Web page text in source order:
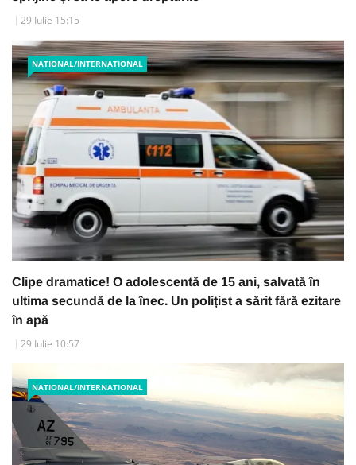
29 Iulie 15:15
NATIONAL/INTERNATIONAL
Clipe dramatice! O adolescentă de 15 ani, salvată în
ultima secundă de la înec. Un polițist a sărit fără ezitare
în apă
29 Iulie 10:57
NATIONAL/INTERNATIONAL